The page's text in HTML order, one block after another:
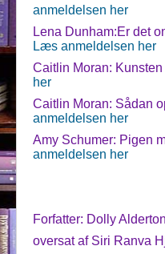
anmeldelsen her
Lena Dunham:Er det
Læs anmeldelsen her
Caitlin Moran:
her
Caitlin Moran: Sådan
anmeldelsen her
Amy Schumer: Pigen
anmeldelsen her
Forfatter: Dolly Alderton
oversat af Siri Ranva